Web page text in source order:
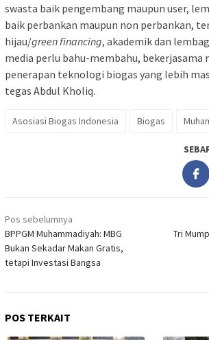
swasta baik pengembang maupun user,
baik perbankan maupun non perbankan,
hijau/green financing, akademik dan
media perlu bahu-membahu, bekerjasama
penerapan teknologi biogas yang lebih
tegas Abdul Kholiq.
Asosiasi Biogas Indonesia Biogas
Navigasi
pos
Pos sebelumnya
BPPGM Muhammadiyah: MBG
Bukan Sekadar Makan Gratis,
tetapi Investasi Bangsa
Tri
POS TERKAIT